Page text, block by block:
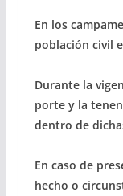
En los
población civil
Durante la
porte y la
dentro de
En caso de
hecho o